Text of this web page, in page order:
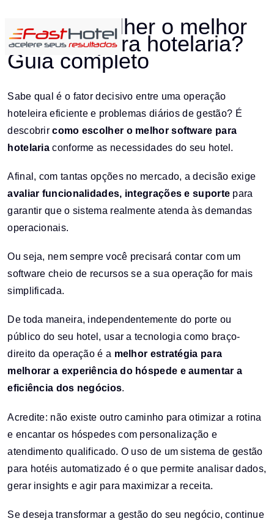
Como escolher o melhor
software para hotelaria?
Guia completo
Sabe qual é o fator decisivo entre uma operação
hoteleira eficiente e problemas diários de gestão? É
descobrircomo escolher o melhor software para
hotelaria conforme as necessidades do seu hotel.
Afinal, com tantas opções no mercado, a decisão exige
avaliar funcionalidades, integrações e suporte para
garantir que o sistema realmente atenda às demandas
operacionais.
Ou seja, nem sempre você precisará contar com um
software cheio de recursos se a sua operação for mais
simplificada.
De toda maneira, independentemente do porte ou
público do seu hotel, usar a tecnologia como braço-
direito da operação é a melhor estratégia para
melhorar a experiência do hóspede e aumentar a
eficiência dos negócios.
Acredite: não existe outro caminho para otimizar a rotina
e encantar os hóspedes com personalização e
atendimento qualificado. O uso de um sistema de gestão
para hotéis automatizado é o que permite analisar dados,
gerar insights e agir para maximizar a receita.
Se deseja transformar a gestão do seu negócio, continue